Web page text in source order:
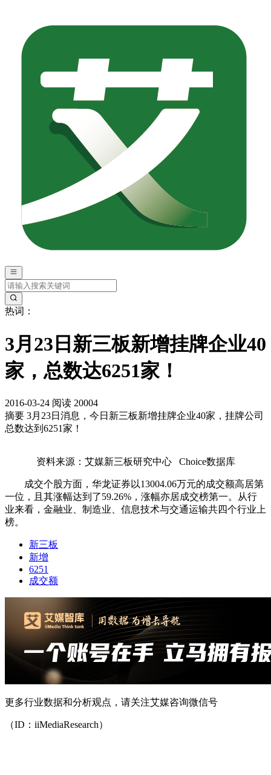
热词：
3月23日新三板新增挂牌企业40
家，总数达6251家！
2016-03-24 阅读 20004
摘要 3月23日消息，今日新三板新增挂牌企业40家，挂牌公司
总数达到6251家！
资料来源：艾媒新三板研究中心 Choice数据库
成交个股方面，华龙证券以13004.06万元的成交额高居第
一位，且其涨幅达到了59.26%，涨幅亦居成交榜第一。从行
业来看，金融业、制造业、信息技术与交通运输共四个行业上
榜。
新三板
新增
6251
成交额
更多行业数据和分析观点，请关注艾媒咨询微信号
（ID：iiMediaResearch）